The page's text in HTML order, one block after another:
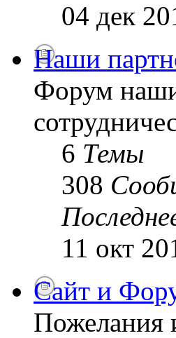
04 дек
Наши
Форум
6 Темы
308
11 окт
Сайт и
Пожелания